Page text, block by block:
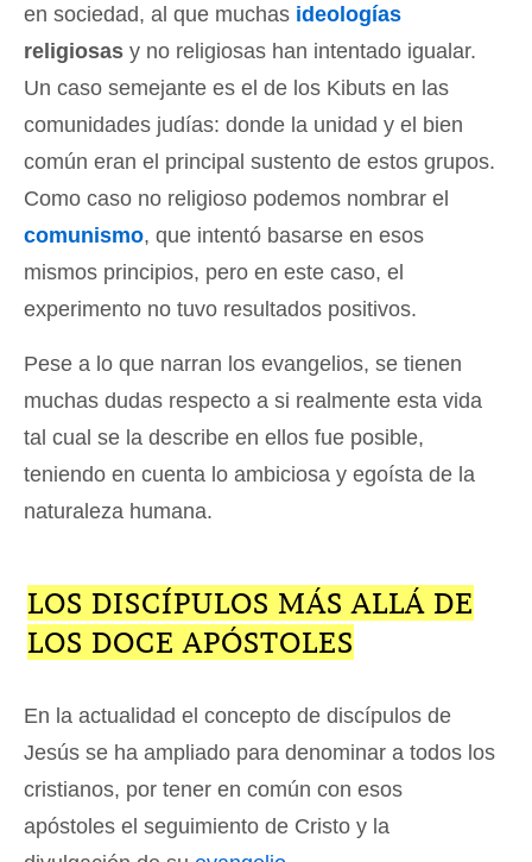
en sociedad, al que muchas ideologías
religiosas y no religiosas han intentado igualar.
Un caso semejante es el de los Kibuts en las
comunidades judías: donde la unidad y el bien
común eran el principal sustento de estos grupos.
Como caso no religioso podemos nombrar el
comunismo, que intentó basarse en esos
mismos principios, pero en este caso, el
experimento no tuvo resultados positivos.
Pese a lo que narran los evangelios, se tienen
muchas dudas respecto a si realmente esta vida
tal cual se la describe en ellos fue posible,
teniendo en cuenta lo ambiciosa y egoísta de la
naturaleza humana.
LOS DISCÍPULOS MÁS ALLÁ DE
LOS DOCE APÓSTOLES
En la actualidad el concepto de discípulos de
Jesús se ha ampliado para denominar a todos los
cristianos, por tener en común con esos
apóstoles el seguimiento de Cristo y la